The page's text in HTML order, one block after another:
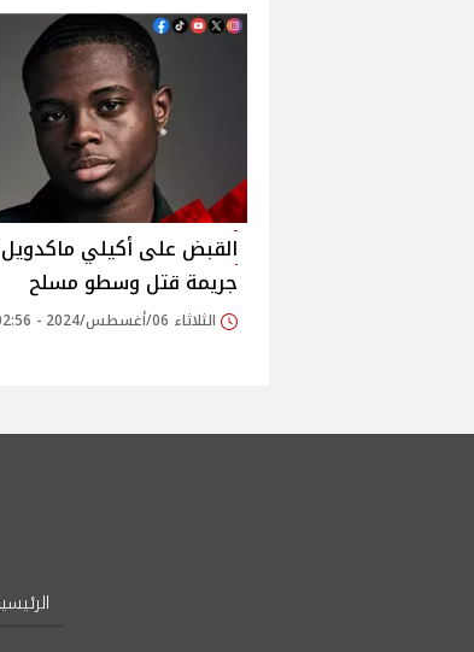
القبض على أكيلي ماكدويل
جريمة قتل وسطو مسلح
الثلاثاء 06/أغسطس/2024 - 02:56 م